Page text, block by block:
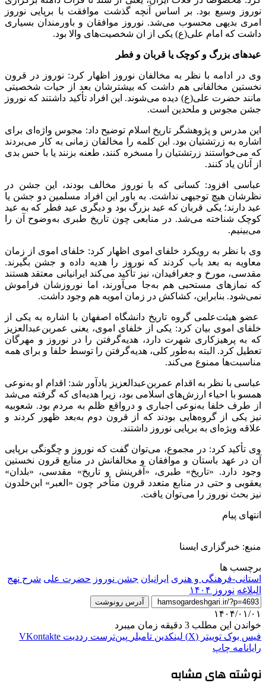
نوروز وسیع بود. بر اساس آنچه گذشت موافقت با برپایی نوروز
امری بدیهی محسوب می‌شد. نوروز موافقان و باورمندان بسیاری
داشت که امام علی(ع) یکی از ان شخصیت‌های والا بود.
عیدهای بزرگ و کوچک یا قربان و فطر
وی در ادامه با نظر به مخالفان نوروز اظهار کرد: نوروز در قرون
نخستین مخالفانی هم داشت که بیشترشان بعد از حیات شخصیتی
مانند حضرت علی(ع) دیده می‌شوند. این افراد تأکید داشتند که نوروز
جشن مجوس و ملحدین است.
این مدرس و پژوهشگر تاریخ اسلام توضیح داد: مجوس واژه‌ای برای
اشاره به زرتشتیان بود. این کلمه را مخالفان زمانی به کار می‌بردند
که می‌خواستند زرتشتیان را مسخره کنند، طعنه بزنند یا با حس بدی
از آنان یاد کنند.
عباسی افزود: کسانی که با نوروز مخالف بودند، این جشن در
نظرشان هیچ توجیهی نداشت. به باور این افراد مسلمین دو جشن یا
عید دارند؛ یکی قربان که عید بزرگ بود و دیگری عید فطر که به عید
کوچک شناخته می‌شد. در منابعی چون تاریخ طبری به‌وضوح آن را
می‌بینیم.
وی با نظر به رویکرد خلفای اموی اظهار کرد: خلفای اموی از زمان
معاویه به‌ بعد باب‌ کردند که نوروز را هدیه داده و جشن بگیرند.
مقدسی، مورخ و جغرافیدان، نیز تأکید می‌کند ایرانیانی معتقد هستند
که نمازهای مستحبی هم به‌جا می‌آورند، اما نوروزشان فراموش
نمی‌شود. بنابراین، کشاکش در زمان امویه هم وجود داشت.
عضو هیئت‌علمی گروه تاریخ دانشگاه اصفهان با اشاره به یکی از
خلفای اموی بیان کرد: یکی از خلفای اموی، یعنی عمربن‌عبدالعزیز
که به پرهیزکاری شهرت دارد، هدیه‌گرفتن را در نوروز و مهرگان
تعطیل کرد. البته به‌طور کلی، هدیه‌گرفتن را توسط خلفا و برای همه
مناسبت‌ها ممنوع می‌کند.
عباسی با نظر به اقدام عمربن‌عبدالعزیز یادآور شد: اقدام او به‌نوعی
همسو با احیاء ارزش‌های اسلامی بود، زیرا هدیه‌ای که گرفته می‌شد
از طرف خلفا به‌نوعی اجباری و درواقع ظلم به مردم بود. شعوبیه
نیز یکی از گروه‌هایی بودند که از قرون دوم به‌بعد ظهور کردند و
علاقه ویژه‌ای به برپایی نوروز داشتند.
وی تأکید کرد: در مجموع، می‌توان گفت که نوروز و چگونگی برپایی
آن در عهد باستان و موافقان و مخالفانش در منابع قرون نخستین
وجود دارد. «تاریخ» طبری، «آفرینش و تاریخ» مقدسی، «بلدان»
یعقوبی و حتی در منابع متعدد قرون متأخر چون «العبر» ابن‌خلدون
نیز بحث نوروز را می‌توان یافت.
انتهای پیام
منبع: خبرگزاری ایسنا
برچسب ها
استانی-فرهنگی و هنری ایرانیان جشن نوروز حضرت علی شرح نهج
البلاغه نوروز ۱۴۰۴
آدرس رونوشت
۱۴۰۴/۰۱/۰۱
خواندن این مطلب 3 دقیقه زمان میبرد
فیس بوک توییتر (X) لینکدین ‫تامبلر ‫پین‌ترست ‫رددیت ‫VKontakte
رایانامه چاپ
نوشته های مشابه